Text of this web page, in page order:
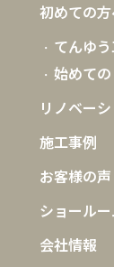
初めての
てんゆ
始めて
リノベー
施工事例
お客様の声
ショール
会社情報